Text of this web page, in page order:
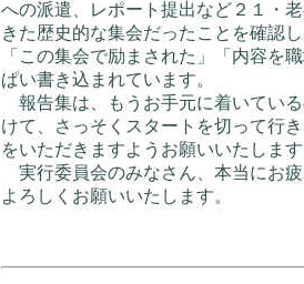
への派遣、レポート提出など２１・
きた歴史的な集会だったことを確認
「この集会で励まされた」「内容を
ぱい書き込まれています。
報告集は、もうお手元に着いてい
けて、さっそくスタートを切って行
をいただきますようお願いいたしま
実行委員会のみなさん、本当にお
よろしくお願いいたします。